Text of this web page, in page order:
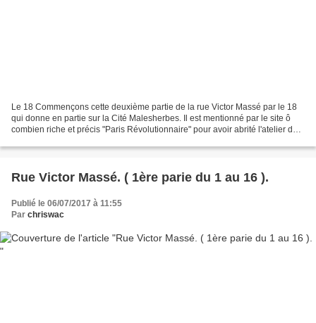
Le 18 Commençons cette deuxième partie de la rue Victor Massé par le 18
qui donne en partie sur la Cité Malesherbes. Il est mentionné par le site ô
combien riche et précis "Paris Révolutionnaire" pour avoir abrité l'atelier de
Rue Victor Massé. ( 1ère parie du 1 au 16 ).
Publié le 06/07/2017 à 11:55
Par chriswac